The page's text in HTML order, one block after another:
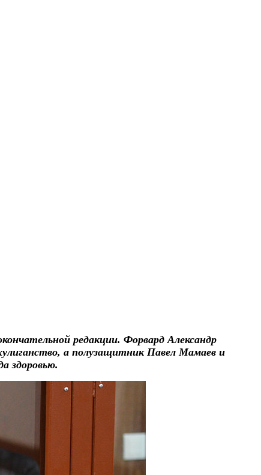
редакции. Форвард Александр
а полузащитник Павел Мамаев и
здоровью.